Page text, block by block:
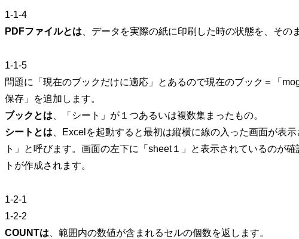
1-1-4
PDFファイルとは 、データを実際の紙に印刷した時の状態を、そ
1-1-5
問題に「現在のブックだけに適応」とあるので現在のブック＝「
保存」を追加します。
ブックとは 、「シート」が１つあるいは複数集まったもの。
シートとは 、Excelを起動すると最初は縦横に線の入った画面が表
ト」と呼びます。画面の左下に「sheet１」と表示されているのが
トが作成されます。
1-2-1
1-2-2
COUNTは 、範囲内の数値が含まれるセルの個数を返します。